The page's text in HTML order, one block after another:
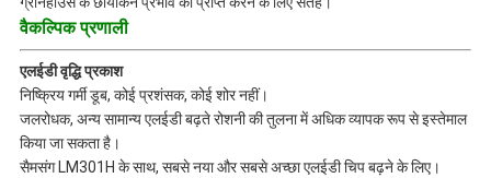
वैकल्पिक प्रणाली
एलईडी वृद्धि प्रकाश
निष्क्रिय गर्मी डूब, कोई प्रशंसक, कोई शोर नहीं।
जलरोधक, अन्य सामान्य एलईडी बढ़ते रोशनी की तुलना में अधिक व्यापक रूप से इस्तेमाल
किया जा सकता है।
सैमसंग LM301H के साथ, सबसे नया और सबसे अच्छा एलईडी चिप बढ़ने के लिए।